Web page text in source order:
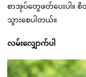
စာအုပ်တွေဖတ်ပေးပါ။
သွားစေပါတယ်။
လမ်းလျှောက်ပါ